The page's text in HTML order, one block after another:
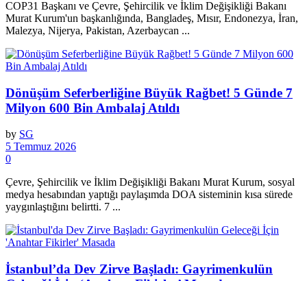
COP31 Başkanı ve Çevre, Şehircilik ve İklim Değişikliği Bakanı
Murat Kurum'un başkanlığında, Bangladeş, Mısır, Endonezya, İran,
Malezya, Nijerya, Pakistan, Azerbaycan ...
Dönüşüm Seferberliğine Büyük Rağbet! 5 Günde 7
Milyon 600 Bin Ambalaj Atıldı
by SG
5 Temmuz 2026
0
Çevre, Şehircilik ve İklim Değişikliği Bakanı Murat Kurum, sosyal
medya hesabından yaptığı paylaşımda DOA sisteminin kısa sürede
yaygınlaştığını belirtti. 7 ...
İstanbul’da Dev Zirve Başladı: Gayrimenkulün